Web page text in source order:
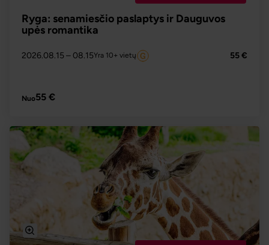
Ryga: senamiesčio paslaptys ir Dauguvos
upės romantika
2026.08.15 – 08.15Yra 10+ vietų 55 €
Nuo55 €